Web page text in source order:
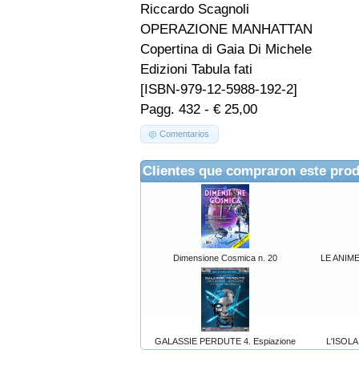
Riccardo Scagnoli
OPERAZIONE MANHATTAN
Copertina di Gaia Di Michele
Edizioni Tabula fati
[ISBN-979-12-5988-192-2]
Pagg. 432 - € 25,00
Comentarios
Clientes que compraron este
Dimensione Cosmica n. 20 LE
GALASSIE PERDUTE 4. Espiazione